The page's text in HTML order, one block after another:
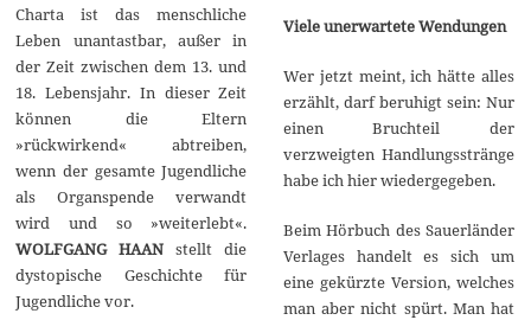
Charta ist das menschliche
Leben unantastbar, außer in
der Zeit zwischen dem 13. und
18. Lebensjahr. In dieser Zeit
können die Eltern
»rückwirkend« abtreiben,
wenn der gesamte Jugendliche
als Organspende verwandt
wird und so »weiterlebt«.
WOLFGANG HAAN stellt die
dystopische Geschichte für
Jugendliche vor.
Viele unerwartete Wendungen
Wer jetzt meint, ich hätte alles
erzählt, darf beruhigt sein: Nur
einen Bruchteil der
verzweigten Handlungsstränge
habe ich hier wiedergegeben.
Beim Hörbuch des Sauerländer
Verlages handelt es sich um
eine gekürzte Version, welches
man aber nicht spürt. Man hat